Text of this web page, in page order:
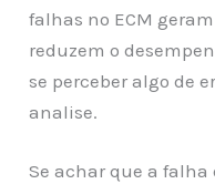
falhas no ECM
reduzem o
se perceber algo de
analise.
Se achar que a falha